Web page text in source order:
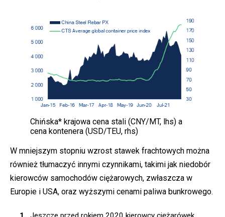
Chińska* krajowa cena stali (CNY/MT, lhs) a
cena kontenera (USD/TEU, rhs)
W mniejszym stopniu wzrost stawek frachtowych można
również tłumaczyć innymi czynnikami, takimi jak niedobór
kierowców samochodów ciężarowych, zwłaszcza w
Europie i USA, oraz wyższymi cenami paliwa bunkrowego.